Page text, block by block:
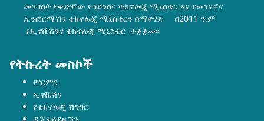
መንግስት የቀድሞው የሳይንስና ቴክኖሎጂ ሚኒስቴር እና የመገናኛና
ኢንፎርሜሽን ቴክኖሎጂ ሚኒስቴርን በማዋሃድ በ2011 ዓ.ም
የኢኖቬሽንና ቴክኖሎጂ ሚኒስቴር ተቋቋመ፡፡
የትኩረት መስኮች
ምርምር
ኢኖቬሽን
የቴክኖሎጂ ሽግግር